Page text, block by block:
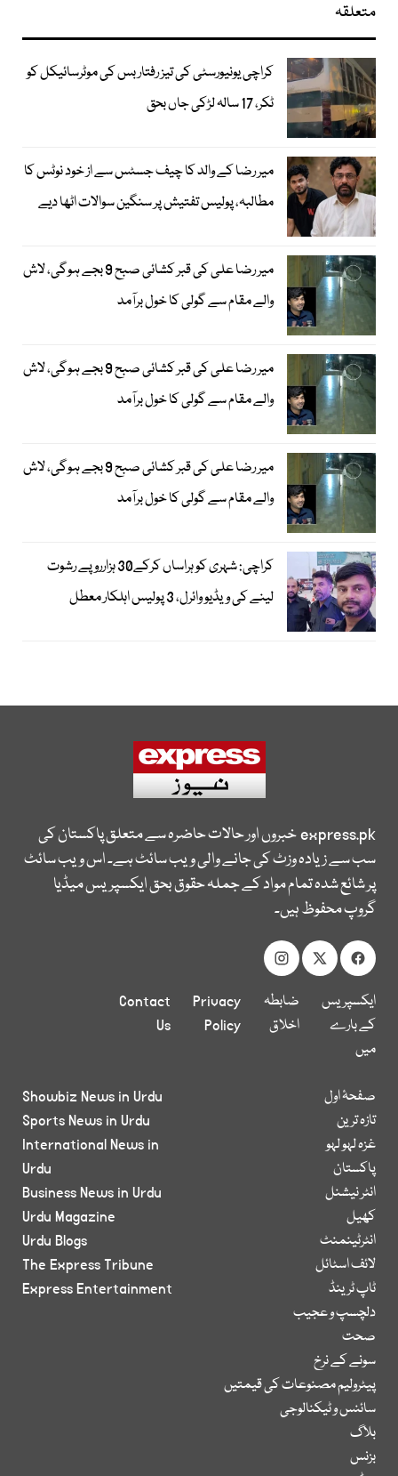
متعلقہ
کراچی یونیورسٹی کی تیز رفتار بس کی موٹرسائیکل کو
ٹکر، 17 سالہ لڑکی جاں بحق
میر رضا کے والد کا چیف جسٹس سے از خود نوٹس کا
مطالبہ، پولیس تفتیش پر سنگین سوالات اٹھا دیے
میر رضا علی کی قبر کشائی صبح 9 بجے ہوگی، لاش
والے مقام سے گولی کا خول برآمد
میر رضا علی کی قبر کشائی صبح 9 بجے ہوگی، لاش
والے مقام سے گولی کا خول برآمد
میر رضا علی کی قبر کشائی صبح 9 بجے ہوگی، لاش
والے مقام سے گولی کا خول برآمد
کراچی: شہری کو ہراساں کرکے30 ہزارروپے رشوت
لینے کی ویڈیو وائرل، 3 پولیس اہلکار معطل
express.pkخبروں اور حالات حاضرہ سے متعلق پاکستان کی
سب سے زیادہ وزٹ کی جانے والی ویب سائٹ ہے۔ اس ویب سائٹ
پر شائع شدہ تمام مواد کے جملہ حقوق بحق ایکسپریس میڈیا
گروپ محفوظ ہیں۔
ایکسپریس
کے بارے
میں
ضابطہ
اخلاق
Privacy
Policy
Contact
Us
صفحۂ اول
تازہ ترین
غزہ لہو لہو
پاکستان
انٹر نیشنل
کھیل
انٹرٹینمنٹ
لائف اسٹائل
ٹاپ ٹرینڈ
دلچسپ و عجیب
صحت
سونے کے نرخ
پیٹرولیم مصنوعات کی قیمتیں
سائنس و ٹیکنالوجی
بلاگ
بزنس
Showbiz News in Urdu
Sports News in Urdu
International News in
Urdu
Business News in Urdu
Urdu Magazine
Urdu Blogs
The Express Tribune
Express Entertainment